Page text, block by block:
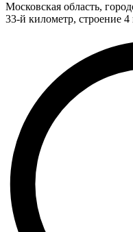
Московская область,
33-й километр, строение 4